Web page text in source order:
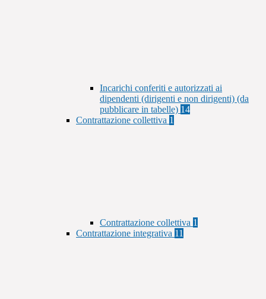
Incarichi conferiti e autorizzati ai
dipendenti (dirigenti e non dirigenti) (da
pubblicare in tabelle) 14
Contrattazione collettiva 1
Contrattazione collettiva 1
Contrattazione integrativa 11